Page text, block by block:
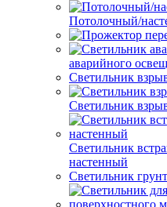
Потолочный/
аварийного
Светильник
Светильник
Светильник
настенный
Светильник